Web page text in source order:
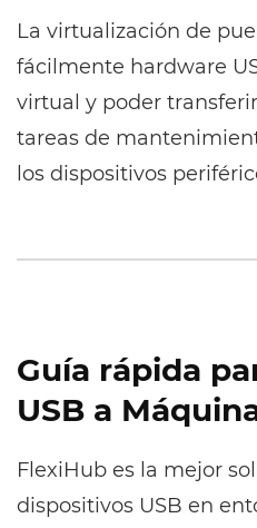
La virtualización de
fácilmente hardware
virtual y poder
tareas de
los dispositivos
Guía rápida
USB a
FlexiHub es la mejor
dispositivos USB en